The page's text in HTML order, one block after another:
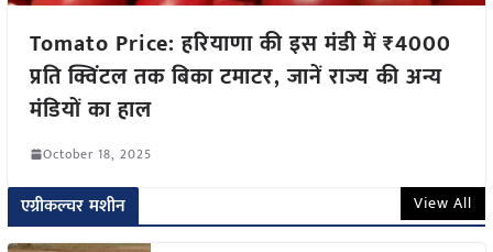
Tomato Price: हरियाणा की इस मंडी में ₹4000
प्रति क्विंटल तक बिका टमाटर, जानें राज्य की अन्य
मंडियों का हाल
October 18, 2025
एग्रीकल्चर मशीन View All